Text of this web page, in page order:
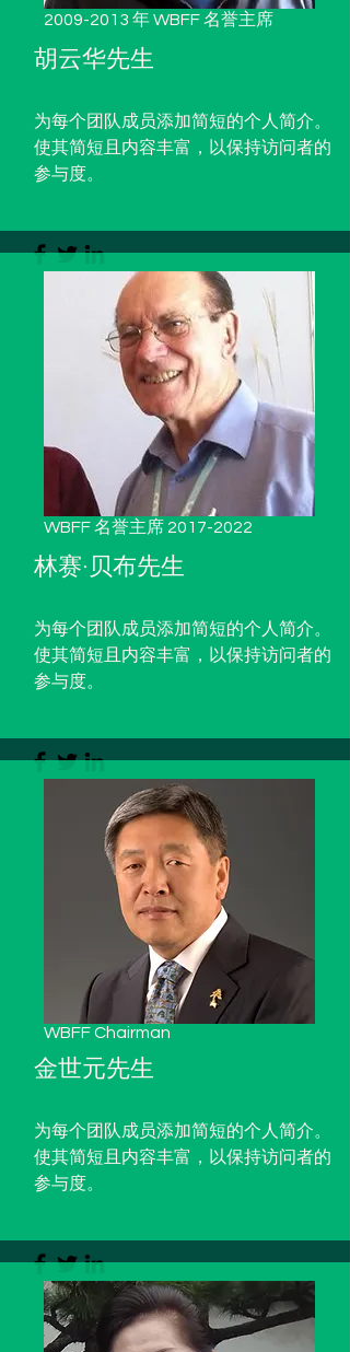
2009-2013 年 WBFF 名誉主席
胡云华先生
为每个团队成员添加简短的个人简介。
使其简短且内容丰富，以保持访问者的
参与度。
WBFF 名誉主席 2017-2022
林赛·贝布先生
为每个团队成员添加简短的个人简介。
使其简短且内容丰富，以保持访问者的
参与度。
WBFF Chairman
金世元先生
为每个团队成员添加简短的个人简介。
使其简短且内容丰富，以保持访问者的
参与度。